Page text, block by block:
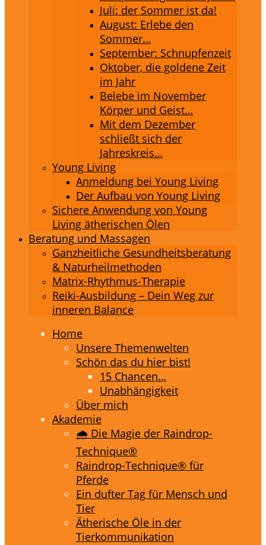
Juli: der Sommer ist da!
August: Erlebe den
Sommer…
September: Schnupfenzeit
Oktober, die goldene Zeit
im Jahr
Belebe im November
Körper und Geist…
Mit dem Dezember
schließt sich der
Jahreskreis…
Young Living
Anmeldung bei Young Living
Der Aufbau von Young Living
Sichere Anwendung von Young
Living ätherischen Ölen
Beratung und Massagen
Ganzheitliche Gesundheitsberatung
& Naturheilmethoden
Matrix-Rhythmus-Therapie
Reiki-Ausbildung – Dein Weg zur
inneren Balance
Home
Unsere Themenwelten
Schön das du hier bist!
15 Chancen…
Unabhängigkeit
Über mich
Akademie
🌧️ Die Magie der Raindrop-
Technique®
Raindrop-Technique® für
Pferde
Ein dufter Tag für Mensch und
Tier
Ätherische Öle in der
Tierkommunikation